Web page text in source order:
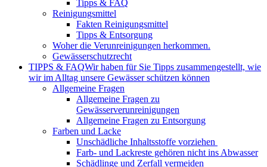
Tipps & FAQ
Reinigungsmittel
Fakten Reinigungsmittel
Tipps & Entsorgung
Woher die Verunreinigungen herkommen.
Gewässerschutzrecht
TIPPS & FAQWir haben für Sie Tipps zusammengestellt, wie
wir im Alltag unsere Gewässer schützen können
Allgemeine Fragen
Allgemeine Fragen zu
Gewässerverunreinigungen
Allgemeine Fragen zu Entsorgung
Farben und Lacke
Unschädliche Inhaltsstoffe vorziehen
Farb- und Lackreste gehören nicht ins Abwasser
Schädlinge und Zerfall vermeiden